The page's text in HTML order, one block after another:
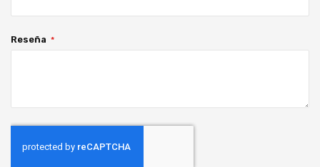
Reseña